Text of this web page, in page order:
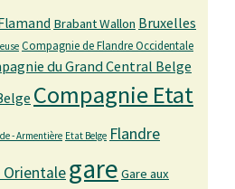
Brabant Wallon Bruxelles
Compagnie de Flandre Occidentale
du Grand Central Belge
Compagnie Etat
- Armentière Etat Belge Flandre
Orientalegare Gare aux